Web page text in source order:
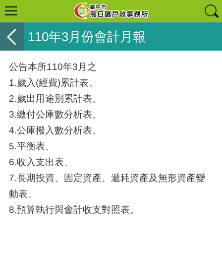
110年3月份會計月報
公告本所110年3月之
1.歲入(經費)累計表、
2.歲出用途別累計表、
3.繳付公庫數分析表、
4.公庫撥入數分析表、
5.平衡表、
6.收入支出表、
7.長期投資、
固定資產、 遞耗資產及無形資產變
動表、
8.預算執行與會計收支對照表。